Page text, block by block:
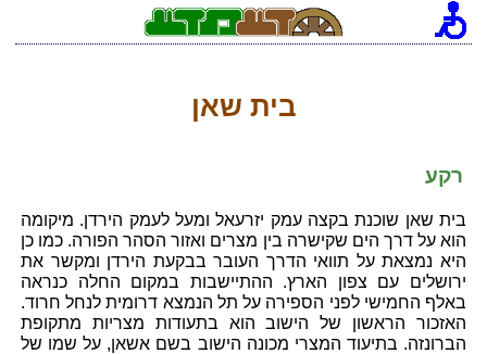
בית שאן
רקע
בית שאן שוכנת בקצה עמק יזרעאל ומעל לעמק הירדן. מיקומה
הוא על דרך הים שקישרה בין מצרים ואזור הסהר הפורה. כמו כן
היא נמצאת על תוואי הדרך העובר בבקעת הירדן ומקשר את
ירושלים עם צפון הארץ. ההתיישבות במקום החלה כנראה
באלף החמישי לפני הספירה על תל הנמצא דרומית לנחל חרוד.
האזכור הראשון של הישוב הוא בתעודות מצריות מתקופת
הברונזה. בתיעוד המצרי מכונה הישוב בשם אשאן, על שמו של